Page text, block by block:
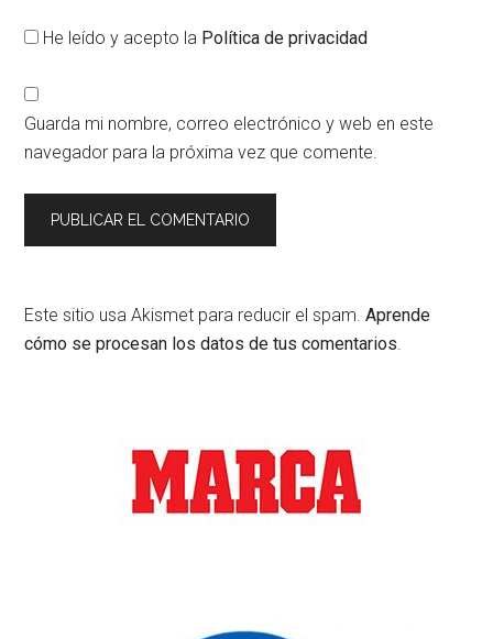
He leído y acepto la Política de privacidad
Guarda mi nombre, correo electrónico y web en este
navegador para la próxima vez que comente.
Este sitio usa Akismet para reducir el spam.Aprende
cómo se procesan los datos de tus comentarios.